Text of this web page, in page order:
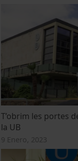
T’obrim les portes
la UB
9 Enero, 2023